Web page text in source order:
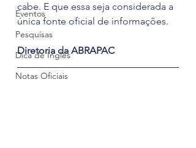
Eventos
Pesquisas
Dica de Inglês
Notas Oficiais
cabe. E que essa seja considerada a
única fonte oficial de informações.
Diretoria da ABRAPAC